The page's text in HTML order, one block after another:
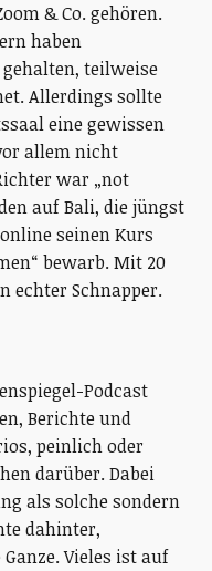
& Co. gehören.
haben
teilweise
Allerdings sollte
eine gewissen
allem nicht
war „not
auf Bali, die jüngst
seinen Kurs
bewarb. Mit 20
echter Schnapper.
Podcast
Berichte und
peinlich oder
darüber. Dabei
als solche sondern
dahinter,
Vieles ist auf